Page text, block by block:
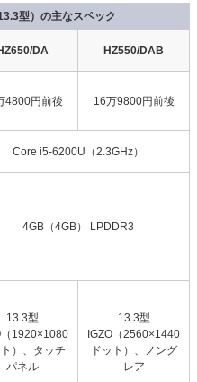
型）の主なスペック
DA HZ550/DAB
4800円前後 16万9800円前後
Core i5-6200U（2.3GHz）
4GB（4GB） LPDDR3
13.3型
（1920×1080
ト）、タッチ
パネル
13.3型
IGZO（2560×1440
ドット）、ノング
レア